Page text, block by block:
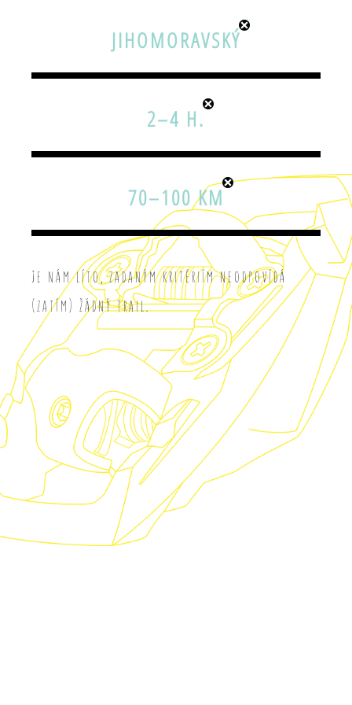
JIHOMORAVSKÝ
2–4 H.
70–100 KM
Je nám líto, zadaným kritériím neodpovídá
(zatím) žádný trail.